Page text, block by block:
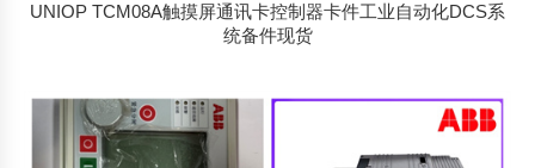
UNIOP TCM08A触摸屏通讯卡控制器卡件工业自动化DCS系
统备件现货